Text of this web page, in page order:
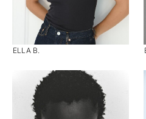
ELLA B.